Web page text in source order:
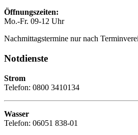
Öffnungszeiten:
Mo.-Fr. 09-12 Uhr
Nachmittagstermine nur nach
Notdienste
Strom
Telefon: 0800 3410134
Wasser
Telefon: 06051 838-01